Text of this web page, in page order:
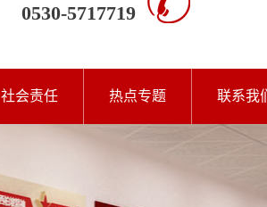
0530-5717719
社会责任 热点专题 联系我